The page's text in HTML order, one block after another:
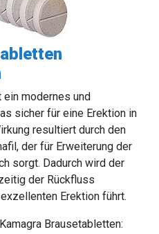
modernes und
sicher für eine Erektion in
resultiert durch den
der für Erweiterung der
sorgt. Dadurch wird der
der Rückfluss
Erektion führt.
Brausetabletten: